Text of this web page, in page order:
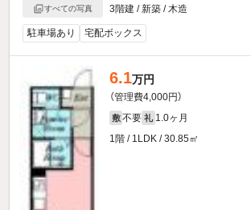
すべての写真
3階建 / 新築 / 木造
駐車場あり 宅配ボックス
6.1万円
（管理費4,000円）
敷 不要 礼 1.0ヶ月
1階 / 1LDK / 30.85㎡